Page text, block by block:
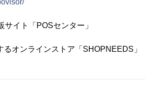
サイト「POSセンター」
るオンラインストア「SHOPNEEDS」